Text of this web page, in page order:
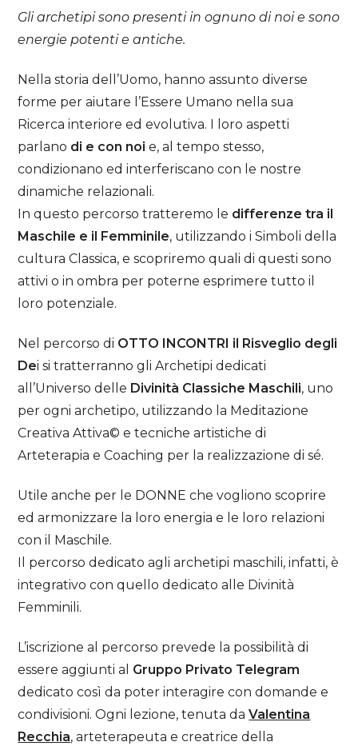
Gli archetipi sono presenti in ognuno di noi e sono
energie potenti e antiche.
Nella storia dell’Uomo, hanno assunto diverse
forme per aiutare l’Essere Umano nella sua
Ricerca interiore ed evolutiva. I loro aspetti
parlano di e con noi e, al tempo stesso,
condizionano ed interferiscano con le nostre
dinamiche relazionali.
In questo percorso tratteremo le differenze tra il
Maschile e il Femminile, utilizzando i Simboli della
cultura Classica, e scopriremo quali di questi sono
attivi o in ombra per poterne esprimere tutto il
loro potenziale.
Nel percorso di OTTO INCONTRI il Risveglio degli
Dei si tratterranno gli Archetipi dedicati
all’Universo delle Divinità Classiche Maschili, uno
per ogni archetipo, utilizzando la Meditazione
Creativa Attiva© e tecniche artistiche di
Arteterapia e Coaching per la realizzazione di sé.
Utile anche per le DONNE che vogliono scoprire
ed armonizzare la loro energia e le loro relazioni
con il Maschile.
Il percorso dedicato agli archetipi maschili, infatti, è
integrativo con quello dedicato alle Divinità
Femminili.
L’iscrizione al percorso prevede la possibilità di
essere aggiunti al Gruppo Privato Telegram
dedicato così da poter interagire con domande e
condivisioni. Ogni lezione, tenuta daValentina
Recchia, arteterapeuta e creatrice della